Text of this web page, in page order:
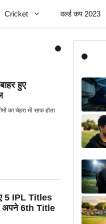
Cricket वर्ल्ड कप 2023
हुए
का चेहरा भी साफ होता
5 IPL Titles
अपने 6th Title